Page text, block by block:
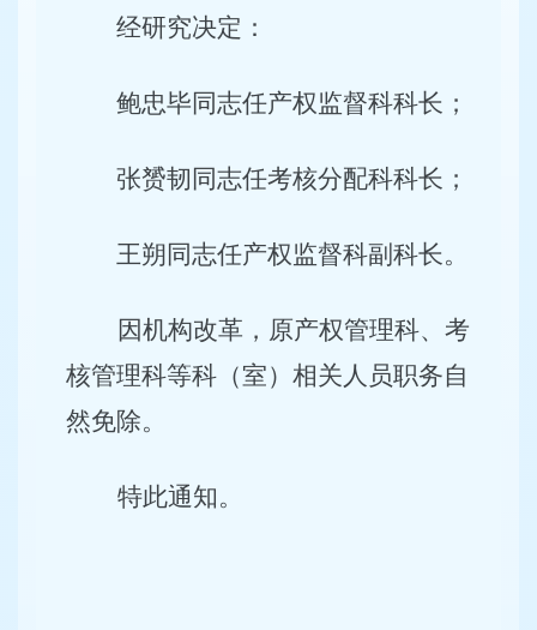
经研究决定：
鲍忠毕同志任产权监督科科长；
张赟韧同志任考核分配科科长；
王朔同志任产权监督科副科长。
因机构改革，原产权管理科、考
核管理科等科（室）相关人员职务自
然免除。
特此通知。